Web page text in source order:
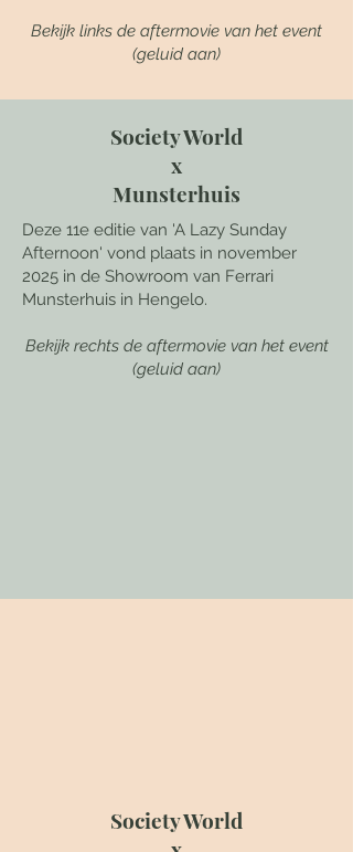
Bekijk links de aftermovie van het event
(geluid aan)
Society World
x
Munsterhuis
Deze 11e editie van 'A Lazy Sunday
Afternoon' vond plaats in november
2025 in de Showroom van Ferrari
Munsterhuis in Hengelo.
Bekijk rechts de aftermovie van het event
(geluid aan)
Society World